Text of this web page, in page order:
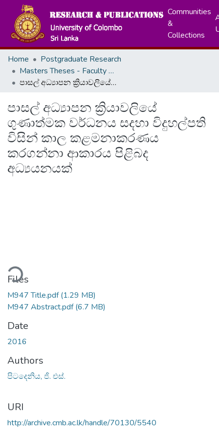
Communities
&
Collections
Home
Postgraduate Research
Masters Theses - Faculty of Education
පාසල් අධ්‍යාපන ක්‍රියාවලියේ ගුණාත්මක වර්ධනය සදහා විදුහල්පති විසින් කාල කළමනාකරණය කරගන්නා ආකාරය පිළිබද අධ්‍යයනයක්
පාසල් අධ්‍යාපන ක්‍රියාවලියේ
ගුණාත්මක වර්ධනය සදහා විදුහල්පති
විසින් කාල කළමනාකරණය
කරගන්නා ආකාරය පිළිබද
අධ්‍යයනයක්
Files
M947 Title.pdf(1.29 MB)
M947 Abstract.pdf(6.7 MB)
Date
2016
Authors
පිටදෙනිය, ජි. එස්.
URI
http://archive.cmb.ac.lk/handle/70130/5540